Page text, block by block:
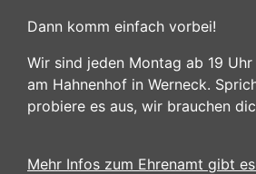
Dann komm einfach vorbei!
Wir sind jeden Montag ab 19
am Hahnenhof in Werneck.
probiere es aus, wir brauchen
Mehr Infos zum Ehrenamt gibt